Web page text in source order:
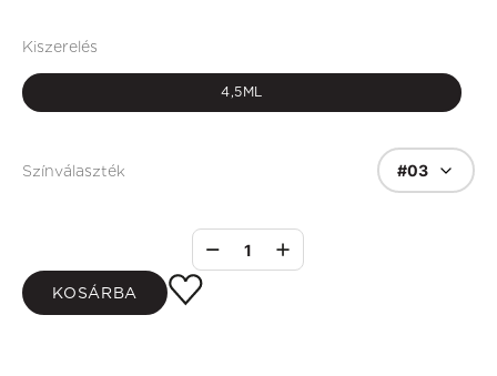
Kiszerelés
4,5ML
Színválaszték #03
1
KOSÁRBA